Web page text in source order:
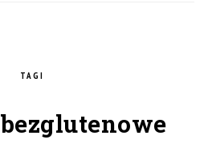
TAGI
bezglutenowe